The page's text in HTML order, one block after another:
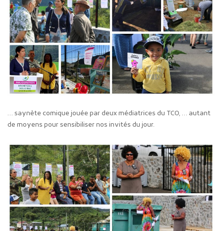
… saynète comique jouée par deux médiatrices du TCO, … autant
de moyens pour sensibiliser nos invités du jour.